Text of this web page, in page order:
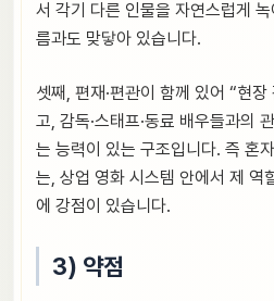
서 각기 다른 인물을 자연스럽게
름과도 맞닿아 있습니다.
셋째, 편재·편관이 함께 있어 “현
고, 감독·스태프·동료 배우들과의
는 능력이 있는 구조입니다. 즉 혼
는, 상업 영화 시스템 안에서 제 역
에 강점이 있습니다.
3) 약점